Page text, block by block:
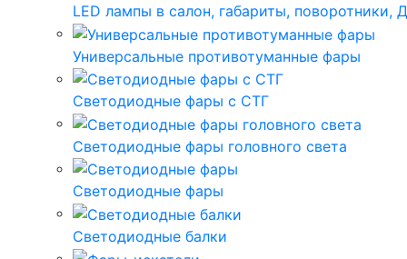
LED лампы в салон, габариты, поворотники,
Универсальные противотуманные фары
Светодиодные фары с СТГ
Светодиодные фары головного света
Светодиодные фары
Светодиодные балки